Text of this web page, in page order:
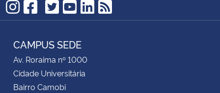
Instagram
Facebook
TikTok
Twitter
YouTube
LinkedIn
RSS
CAMPUS SEDE
Av. Roraima nº 1000
Cidade Universitária
Bairro Camobi